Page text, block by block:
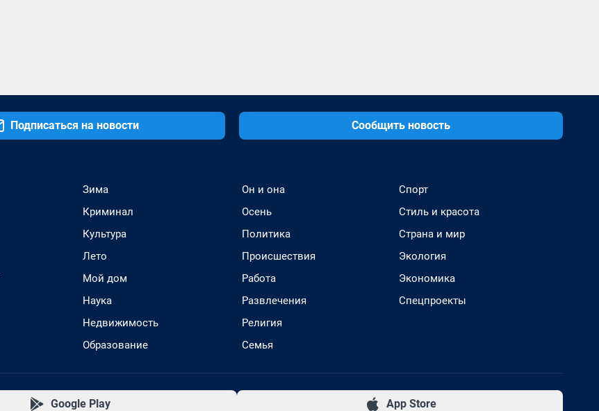
Подписаться на новости Сообщить новость
Зима
Криминал
Культура
Лето
Мой дом
Наука
Недвижимость
Образование
Он и она
Осень
Политика
Происшествия
Работа
Развлечения
Религия
Семья
Спорт
Стиль и красота
Страна и мир
Экология
Экономика
Спецпроекты
Google Play App Store